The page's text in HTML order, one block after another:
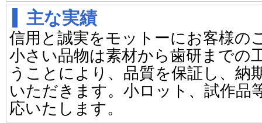
主な実績
信用と誠実をモットーにお客様の
小さい品物は素材から歯研までの
うことにより、品質を保証し、納
いただきます。小ロット、試作品
応いたします。